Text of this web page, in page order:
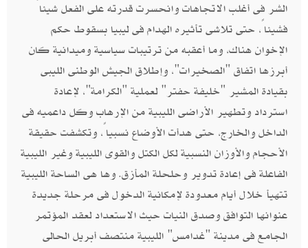
الشر فى أغلب الاتجاهات وانحسرت قدرته على الفعل شيئاً
فشيئاً، حتى تلاشى تأثيره الهدام فى ليبيا بسقوط حكم
الإخوان هناك، وما أعقبه من ترتيبات سياسية وميدانية كان
أبرزها اتفاق "الصخيرات"، وإطلاق الجيش الوطنى الليبى
بقيادة المشير "خليفة حفتر" لعملية "الكرامة"، لإعادة
استرداد وتطهير الأراضى الليبية من الإرهاب وكل داعميه فى
الداخل والخارج، حتى هدأت الأوضاع نسبياً، وتكشفت حقيقة
الأحجام والأوزان النسبية لكل الكتل والقوى الليبية وغير الليبية
الفاعلة فى إعادة تدوير وحلحلة المأزق. وها هى الساحة الليبية
تتهيأ خلال أيام معدودة لإمكانية الدخول فى مرحلة جديدة
عنوانها التوافق وصدق النيات حيث الاستعداد لعقد المؤتمر
الجامع فى مدينة "غدامس" الليبية منتصف أبريل الحالى